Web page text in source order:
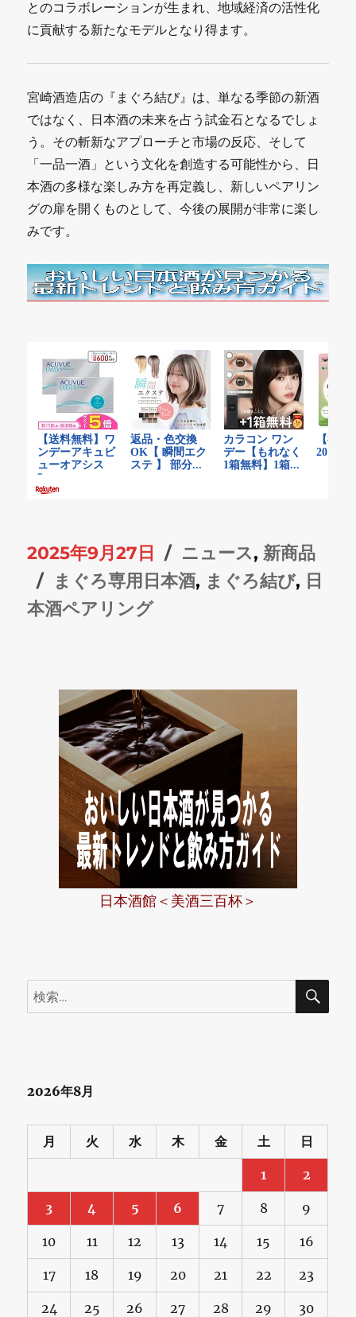
とのコラボレーションが生まれ、地域経済の活性化
に貢献する新たなモデルとなり得ます。
宮崎酒造店の『まぐろ結び』は、単なる季節の新酒
ではなく、日本酒の未来を占う試金石となるでしょ
う。その斬新なアプローチと市場の反応、そして
「一品一酒」という文化を創造する可能性から、日
本酒の多様な楽しみ方を再定義し、新しいペアリン
グの扉を開くものとして、今後の展開が非常に楽し
みです。
投
稿
日:
2025年9月27日
カ
テ
ニュース, 新商品
タ
グ
まぐろ専用日本酒, まぐろ結び, 日
本酒ペアリング
日本酒館＜美酒三百杯＞
検
索:
検
2026年8月
月 火 水 木 金 土 日
1 2
3 4 5 6 7 8 9
10 11 12 13 14 15 16
17 18 19 20 21 22 23
24 25 26 27 28 29 30